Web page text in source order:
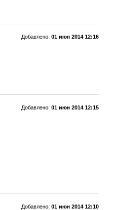
Добавлено: 01 июн 2014 12:16
Добавлено: 01 июн 2014 12:15
Добавлено: 01 июн 2014 12:10